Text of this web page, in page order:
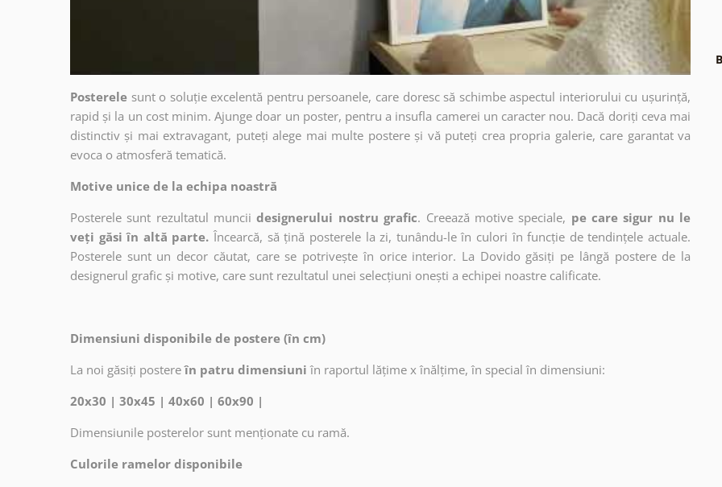
Posterele sunt o soluție excelentă pentru persoanele, care doresc să schimbe aspectul interiorului cu ușurință,
rapid și la un cost minim. Ajunge doar un poster, pentru a insufla camerei un caracter nou. Dacă doriți ceva mai
distinctiv și mai extravagant, puteți alege mai multe postere și vă puteți crea propria galerie, care garantat va
evoca o atmosferă tematică.
Motive unice de la echipa noastră
Posterele sunt rezultatul muncii designerului nostru grafic. Creează motive speciale, pe care sigur nu le
veți găsi în altă parte. Încearcă, să țină posterele la zi, tunându-le în culori în funcție de tendințele actuale.
Posterele sunt un decor căutat, care se potrivește în orice interior. La Dovido găsiți pe lângă postere de la
designerul grafic și motive, care sunt rezultatul unei selecțiuni onești a echipei noastre calificate.
Dimensiuni disponibile de postere (în cm)
La noi găsiți postere în patru dimensiuni în raportul lățime x înălțime, în special în dimensiuni:
20x30 | 30x45 | 40x60 | 60x90 |
Dimensiunile posterelor sunt menționate cu ramă.
Culorile ramelor disponibile